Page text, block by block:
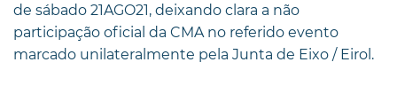
de sábado 21AGO21, deixando clara a não
participação oficial da CMA no referido evento
marcado unilateralmente pela Junta de Eixo / Eirol.